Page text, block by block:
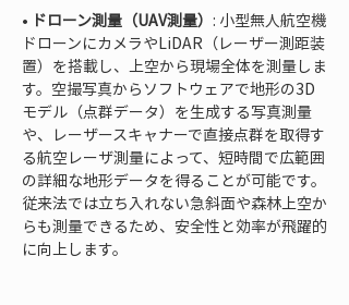
• ドローン測量（UAV測量） : 小型無人航空機
ドローンにカメラやLiDAR（レーザー測距装
置）を搭載し、上空から現場全体を測量しま
す。空撮写真からソフトウェアで地形の3D
モデル（点群データ）を生成する写真測量
や、レーザースキャナーで直接点群を取得す
る航空レーザ測量によって、短時間で広範囲
の詳細な地形データを得ることが可能です。
従来法では立ち入れない急斜面や森林上空か
らも測量できるため、安全性と効率が飛躍的
に向上します。